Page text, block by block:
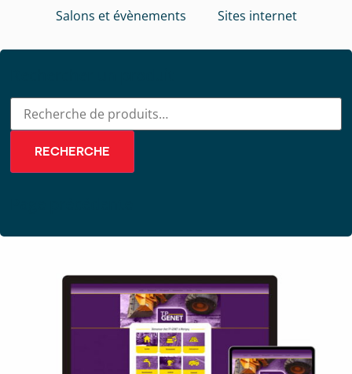
Salons et évènements Sites internet
RECHERCHE